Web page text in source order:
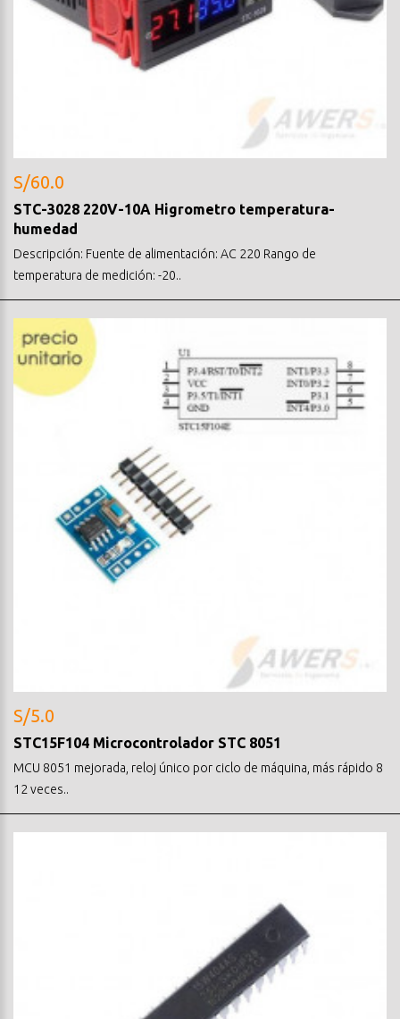
S/60.0
STC-3028 220V-10A Higrometro temperatura-
humedad
Descripción: Fuente de alimentación: AC 220 Rango de
temperatura de medición: -20..
S/5.0
STC15F104 Microcontrolador STC 8051
MCU 8051 mejorada, reloj único por ciclo de máquina, más rápido 8
12 veces..